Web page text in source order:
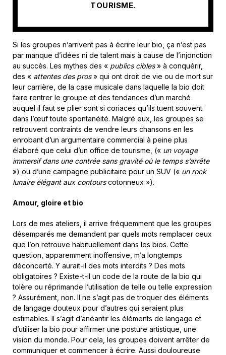
TOURISME.
Si les groupes n’arrivent pas à écrire leur bio, ça n’est pas
par manque d’idées ni de talent mais à cause de l’injonction
au succès. Les mythes des « publics cibles» à conquérir,
des « attentes des pros» qui ont droit de vie ou de mort sur
leur carrière, de la case musicale dans laquelle la bio doit
faire rentrer le groupe et des tendances d’un marché
auquel il faut se plier sont si coriaces qu’ils tuent souvent
dans l’œuf toute spontanéité. Malgré eux, les groupes se
retrouvent contraints de vendre leurs chansons en les
enrobant d’un argumentaire commercial à peine plus
élaboré que celui d’un office de tourisme, (« un voyage
immersif dans une contrée sans gravité où le temps s’arrête
») ou d’une campagne publicitaire pour un SUV (« un rock
lunaire élégant aux contourscotonneux »).
Amour, gloire et bio
Lors de mes ateliers, il arrive fréquemment que les groupes
désemparés me demandent par quels mots remplacer ceux
que l’on retrouve habituellement dans les bios. Cette
question, apparemment inoffensive, m’a longtemps
déconcerté. Y aurait-il des mots interdits ? Des mots
obligatoires ? Existe-t-il un code de la route de la bio qui
tolère ou réprimande l’utilisation de telle ou telle expression
? Assurément, non. Il ne s’agit pas de troquer des éléments
de langage douteux pour d’autres qui seraient plus
estimables. Il s’agit d’anéantir les éléments de langage et
d’utiliser la bio pour affirmer une posture artistique, une
vision du monde. Pour cela, les groupes doivent arrêter de
communiquer et commencer à écrire. Aussi douloureuse